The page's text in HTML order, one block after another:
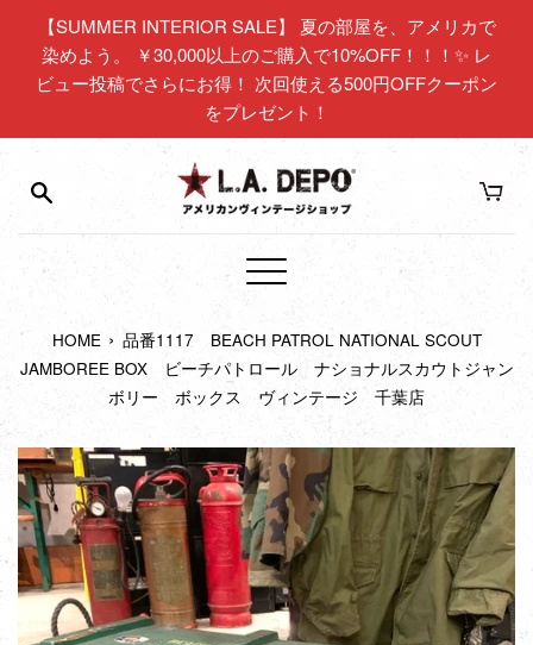
【SUMMER INTERIOR SALE】 夏の部屋を、アメリカで
染めよう。 ￥30,000以上のご購入で10%OFF！！！✨ レ
ビュー投稿でさらにお得！ 次回使える500円OFFクーポン
をプレゼント！
メ
ュ
ー
HOME › 品番1117 BEACH PATROL NATIONAL SCOUT
JAMBOREE BOX ビーチパトロール ナショナルスカウトジャン
ボリー ボックス ヴィンテージ 千葉店